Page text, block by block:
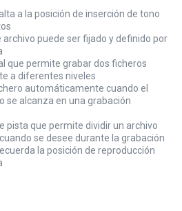
a la posición de inserción de tono
puede ser fijado y definido por
que permite grabar dos ficheros
a diferentes niveles
automáticamente cuando el
se alcanza en una grabación
pista que permite dividir un archivo
se desee durante la grabación
la posición de reproducción